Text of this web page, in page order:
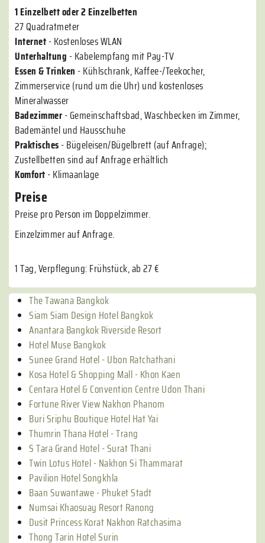
1 Einzelbett oder 2 Einzelbetten
27 Quadratmeter
Internet- Kostenloses WLAN
Unterhaltung - Kabelempfang mit Pay-TV
Essen & Trinken - Kühlschrank, Kaffee-/Teekocher,
Zimmerservice (rund um die Uhr) und kostenloses
Mineralwasser
Badezimmer- Gemeinschaftsbad, Waschbecken im Zimmer,
Bademäntel und Hausschuhe
Praktisches- Bügeleisen/Bügelbrett (auf Anfrage);
Zustellbetten sind auf Anfrage erhältlich
Komfort- Klimaanlage
Preise
Preise pro Person im Doppelzimmer.
Einzelzimmer auf Anfrage.
1 Tag, Verpflegung: Frühstück, ab 27 €
The Tawana Bangkok
Siam Siam Design Hotel Bangkok
Anantara Bangkok Riverside Resort
Hotel Muse Bangkok
Sunee Grand Hotel - Ubon Ratchathani
Kosa Hotel & Shopping Mall - Khon Kaen
Centara Hotel & Convention Centre Udon Thani
Fortune River View Nakhon Phanom
Buri Sriphu Boutique Hotel Hat Yai
Thumrin Thana Hotel - Trang
S Tara Grand Hotel - Surat Thani
Twin Lotus Hotel - Nakhon Si Thammarat
Pavilion Hotel Songkhla
Baan Suwantawe - Phuket Stadt
Numsai Khaosuay Resort Ranong
Dusit Princess Korat Nakhon Ratchasima
Thong Tarin Hotel Surin